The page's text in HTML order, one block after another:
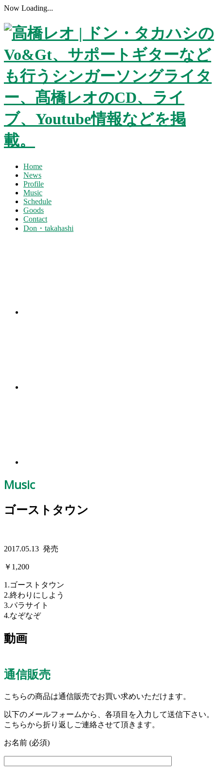
Now Loading...
Home
News
Profile
Music
Schedule
Goods
Contact
Don・takahashi
Music
ゴーストタウン
2017.05.13 発売
￥1,200
1.ゴーストタウン
2.終わりにしよう
3.パラサイト
4.なぞなぞ
動画
通信販売
こちらの商品は通信販売でお買い求めいただけます。
以下のメールフォームから、各項目を入力して送信下さい。
こちらから折り返しご連絡させて頂きます。
お名前 (必須)